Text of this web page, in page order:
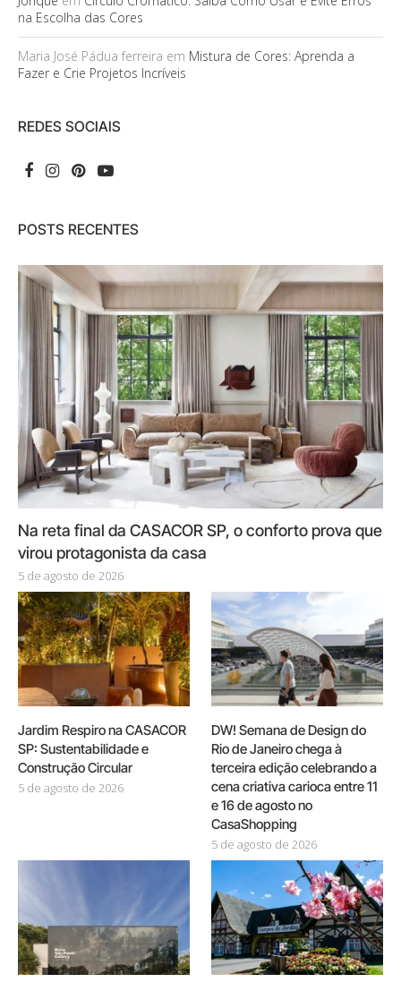
na Escolha das Cores
Maria José Pádua ferreira em Mistura de Cores: Aprenda a
Fazer e Crie Projetos Incríveis
REDES SOCIAIS
POSTS RECENTES
Na reta final da CASACOR SP, o conforto prova que
virou protagonista da casa
5 de agosto de 2026
Jardim Respiro na CASACOR
SP: Sustentabilidade e
Construção Circular
5 de agosto de 2026
DW! Semana de Design do
Rio de Janeiro chega à
terceira edição celebrando a
cena criativa carioca entre 11
e 16 de agosto no
CasaShopping
5 de agosto de 2026